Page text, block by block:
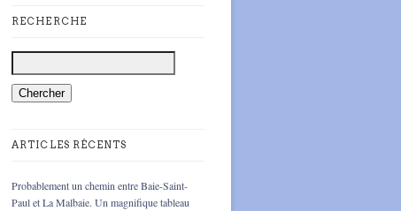
RECHERCHE
ARTICLES RÉCENTS
Probablement un chemin entre Baie-Saint-
Paul et La Malbaie. Un magnifique tableau